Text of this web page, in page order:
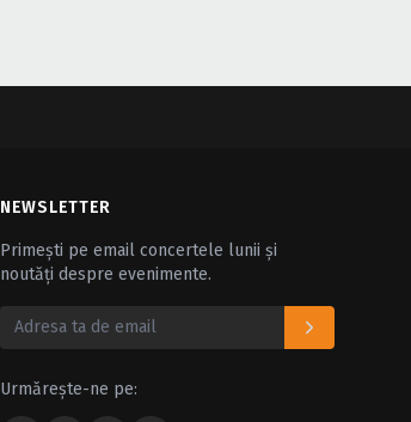
NEWSLETTER
Primești pe email concertele lunii și
noutăți despre evenimente.
Urmărește-ne pe: